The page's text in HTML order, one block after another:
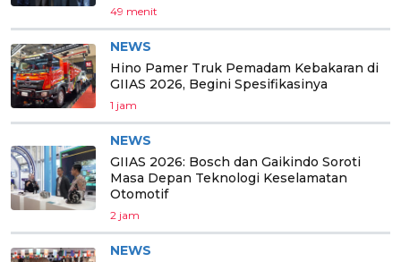
49 menit
NEWS
Hino Pamer Truk Pemadam Kebakaran di
GIIAS 2026, Begini Spesifikasinya
1 jam
NEWS
GIIAS 2026: Bosch dan Gaikindo Soroti
Masa Depan Teknologi Keselamatan
Otomotif
2 jam
NEWS